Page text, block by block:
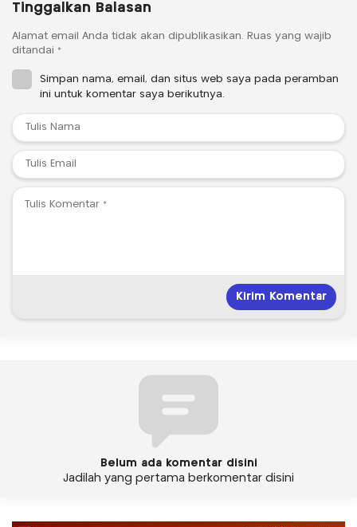
Tinggalkan Balasan
Alamat email Anda tidak akan dipublikasikan. Ruas yang wajib
ditandai *
Simpan nama, email, dan situs web saya pada peramban
ini untuk komentar saya berikutnya.
Belum ada komentar disini
Jadilah yang pertama berkomentar disini